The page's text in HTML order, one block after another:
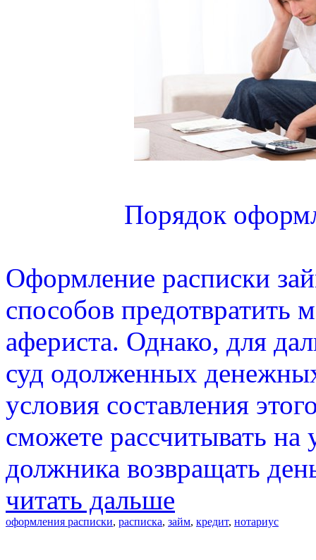
Порядок
Оформление расписки
способов предотвратить
афериста. Однако, для
суд одолженных
условия составления
сможете рассчитывать на
должника возвращать
читать дальше
оформления расписки, расписка, займ, кредит, нотариус